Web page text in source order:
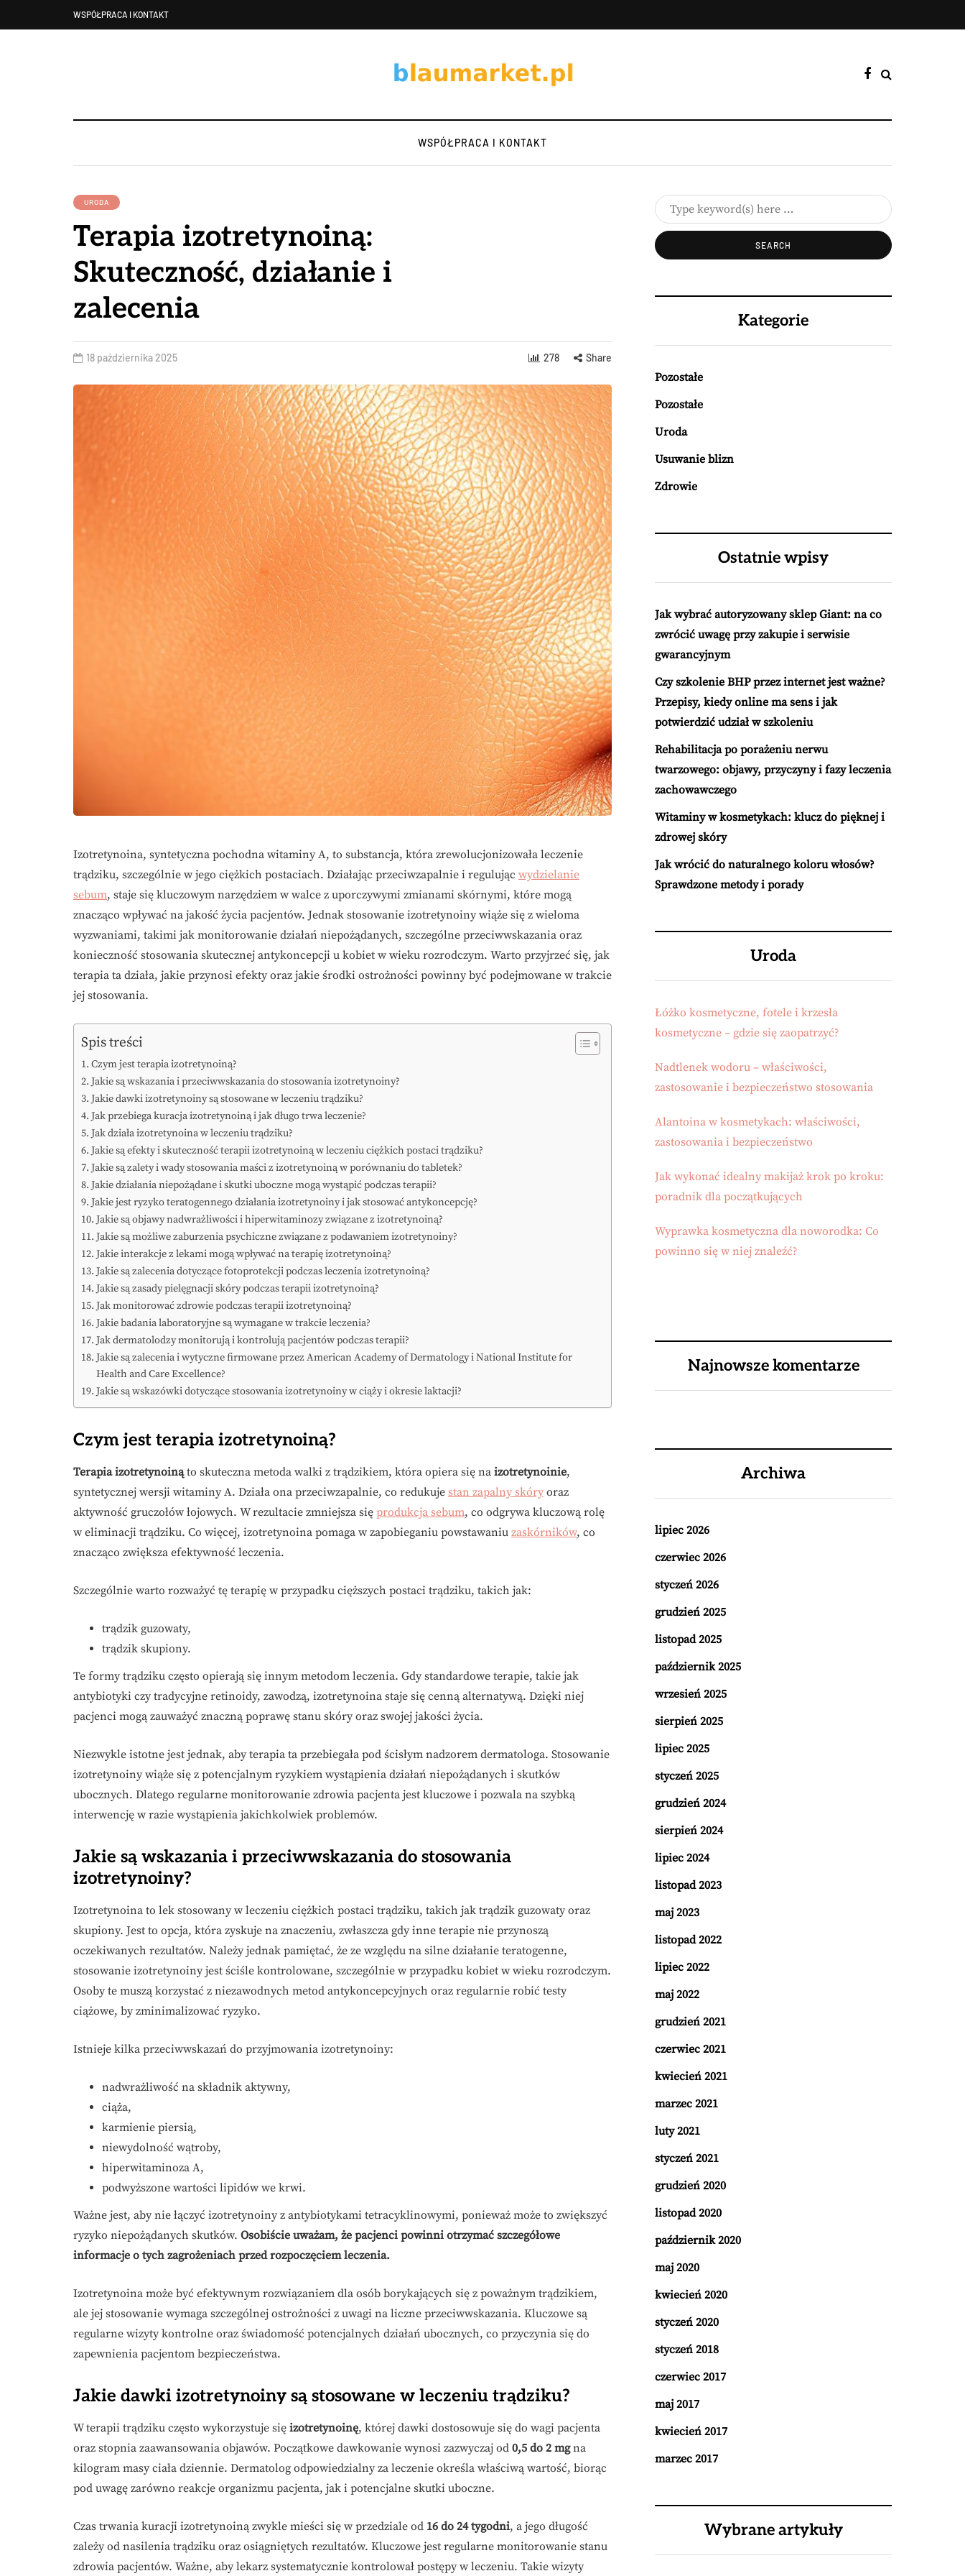
WSPÓŁPRACA I KONTAKT
WSPÓŁPRACA I KONTAKT
URODA
Terapia izotretynoiną:
Skuteczność, działanie i
zalecenia
18 października 2025 278 Share
Izotretynoina, syntetyczna pochodna witaminy A, to substancja, która zrewolucjonizowała leczenie
trądziku, szczególnie w jego ciężkich postaciach. Działając przeciwzapalnie i regulując wydzielanie
sebum, staje się kluczowym narzędziem w walce z uporczywymi zmianami skórnymi, które mogą
znacząco wpływać na jakość życia pacjentów. Jednak stosowanie izotretynoiny wiąże się z wieloma
wyzwaniami, takimi jak monitorowanie działań niepożądanych, szczególne przeciwwskazania oraz
konieczność stosowania skutecznej antykoncepcji u kobiet w wieku rozrodczym. Warto przyjrzeć się, jak
terapia ta działa, jakie przynosi efekty oraz jakie środki ostrożności powinny być podejmowane w trakcie
jej stosowania.
Spis treści
Czym jest terapia izotretynoiną?
Jakie są wskazania i przeciwwskazania do stosowania izotretynoiny?
Jakie dawki izotretynoiny są stosowane w leczeniu trądziku?
Jak przebiega kuracja izotretynoiną i jak długo trwa leczenie?
Jak działa izotretynoina w leczeniu trądziku?
Jakie są efekty i skuteczność terapii izotretynoiną w leczeniu ciężkich postaci trądziku?
Jakie są zalety i wady stosowania maści z izotretynoiną w porównaniu do tabletek?
Jakie działania niepożądane i skutki uboczne mogą wystąpić podczas terapii?
Jakie jest ryzyko teratogennego działania izotretynoiny i jak stosować antykoncepcję?
Jakie są objawy nadwrażliwości i hiperwitaminozy związane z izotretynoiną?
Jakie są możliwe zaburzenia psychiczne związane z podawaniem izotretynoiny?
Jakie interakcje z lekami mogą wpływać na terapię izotretynoiną?
Jakie są zalecenia dotyczące fotoprotekcji podczas leczenia izotretynoiną?
Jakie są zasady pielęgnacji skóry podczas terapii izotretynoiną?
Jak monitorować zdrowie podczas terapii izotretynoiną?
Jakie badania laboratoryjne są wymagane w trakcie leczenia?
Jak dermatolodzy monitorują i kontrolują pacjentów podczas terapii?
Jakie są zalecenia i wytyczne firmowane przez American Academy of Dermatology i National Institute for
Health and Care Excellence?
Jakie są wskazówki dotyczące stosowania izotretynoiny w ciąży i okresie laktacji?
Czym jest terapia izotretynoiną?
Terapia izotretynoinąto skuteczna metoda walki z trądzikiem, która opiera się na izotretynoinie,
syntetycznej wersji witaminy A. Działa ona przeciwzapalnie, co redukuje stan zapalny skóry oraz
aktywność gruczołów łojowych. W rezultacie zmniejsza się produkcja sebum, co odgrywa kluczową rolę
w eliminacji trądziku. Co więcej, izotretynoina pomaga w zapobieganiu powstawaniu zaskórników, co
znacząco zwiększa efektywność leczenia.
Szczególnie warto rozważyć tę terapię w przypadku cięższych postaci trądziku, takich jak:
trądzik guzowaty,
trądzik skupiony.
Te formy trądziku często opierają się innym metodom leczenia. Gdy standardowe terapie, takie jak
antybiotyki czy tradycyjne retinoidy, zawodzą, izotretynoina staje się cenną alternatywą. Dzięki niej
pacjenci mogą zauważyć znaczną poprawę stanu skóry oraz swojej jakości życia.
Niezwykle istotne jest jednak, aby terapia ta przebiegała pod ścisłym nadzorem dermatologa. Stosowanie
izotretynoiny wiąże się z potencjalnym ryzykiem wystąpienia działań niepożądanych i skutków
ubocznych. Dlatego regularne monitorowanie zdrowia pacjenta jest kluczowe i pozwala na szybką
interwencję w razie wystąpienia jakichkolwiek problemów.
Jakie są wskazania i przeciwwskazania do stosowania
izotretynoiny?
Izotretynoina to lek stosowany w leczeniu ciężkich postaci trądziku, takich jak trądzik guzowaty oraz
skupiony. Jest to opcja, która zyskuje na znaczeniu, zwłaszcza gdy inne terapie nie przynoszą
oczekiwanych rezultatów. Należy jednak pamiętać, że ze względu na silne działanie teratogenne,
stosowanie izotretynoiny jest ściśle kontrolowane, szczególnie w przypadku kobiet w wieku rozrodczym.
Osoby te muszą korzystać z niezawodnych metod antykoncepcyjnych oraz regularnie robić testy
ciążowe, by zminimalizować ryzyko.
Istnieje kilka przeciwwskazań do przyjmowania izotretynoiny:
nadwrażliwość na składnik aktywny,
ciąża,
karmienie piersią,
niewydolność wątroby,
hiperwitaminoza A,
podwyższone wartości lipidów we krwi.
Ważne jest, aby nie łączyć izotretynoiny z antybiotykami tetracyklinowymi, ponieważ może to zwiększyć
ryzyko niepożądanych skutków. Osobiście uważam, że pacjenci powinni otrzymać szczegółowe
informacje o tych zagrożeniach przed rozpoczęciem leczenia.
Izotretynoina może być efektywnym rozwiązaniem dla osób borykających się z poważnym trądzikiem,
ale jej stosowanie wymaga szczególnej ostrożności z uwagi na liczne przeciwwskazania. Kluczowe są
regularne wizyty kontrolne oraz świadomość potencjalnych działań ubocznych, co przyczynia się do
zapewnienia pacjentom bezpieczeństwa.
Jakie dawki izotretynoiny są stosowane w leczeniu trądziku?
W terapii trądziku często wykorzystuje się izotretynoinę, której dawki dostosowuje się do wagi pacjenta
oraz stopnia zaawansowania objawów. Początkowe dawkowanie wynosi zazwyczaj od 0,5 do 2 mgna
kilogram masy ciała dziennie. Dermatolog odpowiedzialny za leczenie określa właściwą wartość, biorąc
pod uwagę zarówno reakcje organizmu pacjenta, jak i potencjalne skutki uboczne.
Czas trwania kuracji izotretynoiną zwykle mieści się w przedziale od 16 do 24 tygodni, a jego długość
zależy od nasilenia trądziku oraz osiągniętych rezultatów. Kluczowe jest regularne monitorowanie stanu
zdrowia pacjentów. Ważne, aby lekarz systematycznie kontrolował postępy w leczeniu. Takie wizyty
Kategorie
Pozostałe
Pozostałe
Uroda
Usuwanie blizn
Zdrowie
Ostatnie wpisy
Jak wybrać autoryzowany sklep Giant: na co
zwrócić uwagę przy zakupie i serwisie
gwarancyjnym
Czy szkolenie BHP przez internet jest ważne?
Przepisy, kiedy online ma sens i jak
potwierdzić udział w szkoleniu
Rehabilitacja po porażeniu nerwu
twarzowego: objawy, przyczyny i fazy leczenia
zachowawczego
Witaminy w kosmetykach: klucz do pięknej i
zdrowej skóry
Jak wrócić do naturalnego koloru włosów?
Sprawdzone metody i porady
Uroda
Łóżko kosmetyczne, fotele i krzesła
kosmetyczne – gdzie się zaopatrzyć?
Nadtlenek wodoru – właściwości,
zastosowanie i bezpieczeństwo stosowania
Alantoina w kosmetykach: właściwości,
zastosowania i bezpieczeństwo
Jak wykonać idealny makijaż krok po kroku:
poradnik dla początkujących
Wyprawka kosmetyczna dla noworodka: Co
powinno się w niej znaleźć?
Najnowsze komentarze
Archiwa
lipiec 2026
czerwiec 2026
styczeń 2026
grudzień 2025
listopad 2025
październik 2025
wrzesień 2025
sierpień 2025
lipiec 2025
styczeń 2025
grudzień 2024
sierpień 2024
lipiec 2024
listopad 2023
maj 2023
listopad 2022
lipiec 2022
maj 2022
grudzień 2021
czerwiec 2021
kwiecień 2021
marzec 2021
luty 2021
styczeń 2021
grudzień 2020
listopad 2020
październik 2020
maj 2020
kwiecień 2020
styczeń 2020
styczeń 2018
czerwiec 2017
maj 2017
kwiecień 2017
marzec 2017
Wybrane artykuły